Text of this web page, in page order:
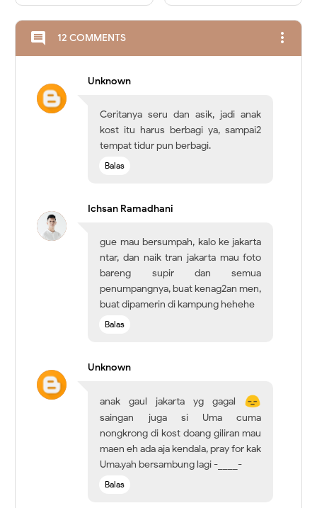
comment 12 COMMENTS more_vert
Unknown
Ceritanya seru dan asik, jadi anak
kost itu harus berbagi ya, sampai2
tempat tidur pun berbagi.
Balas
Ichsan Ramadhani
gue mau bersumpah, kalo ke jakarta
ntar, dan naik tran jakarta mau foto
bareng supir dan semua
penumpangnya, buat kenag2an men,
buat dipamerin di kampung hehehe
Balas
Unknown
anak gaul jakarta yg gagal
saingan juga si Uma cuma
nongkrong di kost doang giliran mau
maen eh ada aja kendala, pray for kak
Uma.yah bersambung lagi -____-
Balas